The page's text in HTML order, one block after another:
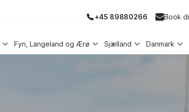
+45 89880266 Book
Fyn, Langeland og Ærø Sjælland Danmark